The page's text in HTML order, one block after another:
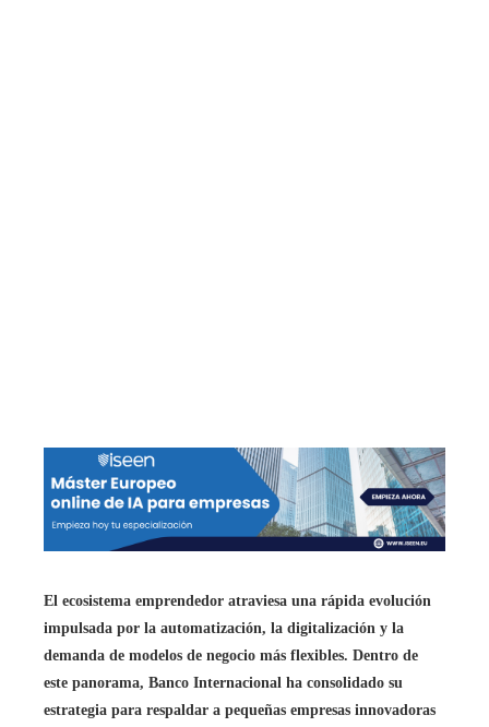
El ecosistema emprendedor atraviesa una rápida evolución
impulsada por la automatización, la digitalización y la
demanda de modelos de negocio más flexibles. Dentro de
este panorama, Banco Internacional ha consolidado su
estrategia para respaldar a pequeñas empresas innovadoras